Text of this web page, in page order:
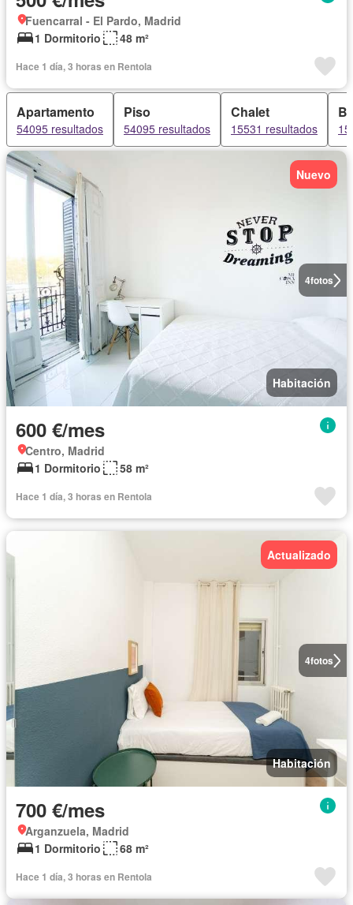
Fuencarral - El Pardo, Madrid
1 Dormitorio
48 m²
Hace 1 día, 3 horas en Rentola
Apartamento
54095 resultados
Piso
54095 resultados
Chalet
15531 resultados
4fotos
Nuevo
Habitación
600 €/mes
Centro, Madrid
1 Dormitorio
58 m²
Hace 1 día, 3 horas en Rentola
4fotos
Actualizado
Habitación
700 €/mes
Arganzuela, Madrid
1 Dormitorio
68 m²
Hace 1 día, 3 horas en Rentola